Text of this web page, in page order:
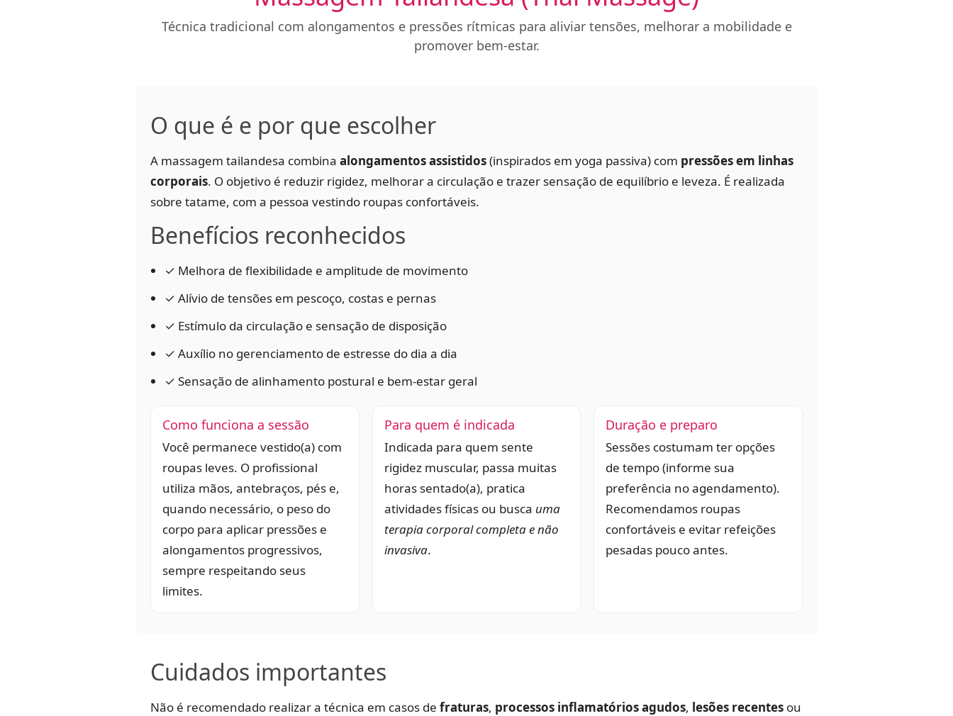
Técnica tradicional com alongamentos e pressões rítmicas para aliviar tensões, melhorar a mobilidade e
promover bem-estar.
O que é e por que escolher
A massagem tailandesa combina alongamentos assistidos(inspirados em yoga passiva) com pressões em linhas
corporais. O objetivo é reduzir rigidez, melhorar a circulação e trazer sensação de equilíbrio e leveza. É realizada
sobre tatame, com a pessoa vestindo roupas confortáveis.
Benefícios reconhecidos
✓ Melhora de flexibilidade e amplitude de movimento
✓ Alívio de tensões em pescoço, costas e pernas
✓ Estímulo da circulação e sensação de disposição
✓ Auxílio no gerenciamento de estresse do dia a dia
✓ Sensação de alinhamento postural e bem-estar geral
Como funciona a sessão
Você permanece vestido(a) com
roupas leves. O profissional
utiliza mãos, antebraços, pés e,
quando necessário, o peso do
corpo para aplicar pressões e
alongamentos progressivos,
sempre respeitando seus
limites.
Para quem é indicada
Indicada para quem sente
rigidez muscular, passa muitas
horas sentado(a), pratica
atividades físicas ou busca uma
terapia corporal completa e não
invasiva.
Duração e preparo
Sessões costumam ter opções
de tempo (informe sua
preferência no agendamento).
Recomendamos roupas
confortáveis e evitar refeições
pesadas pouco antes.
Cuidados importantes
Não é recomendado realizar a técnica em casos de fraturas, processos inflamatórios agudos, lesões recentes ou